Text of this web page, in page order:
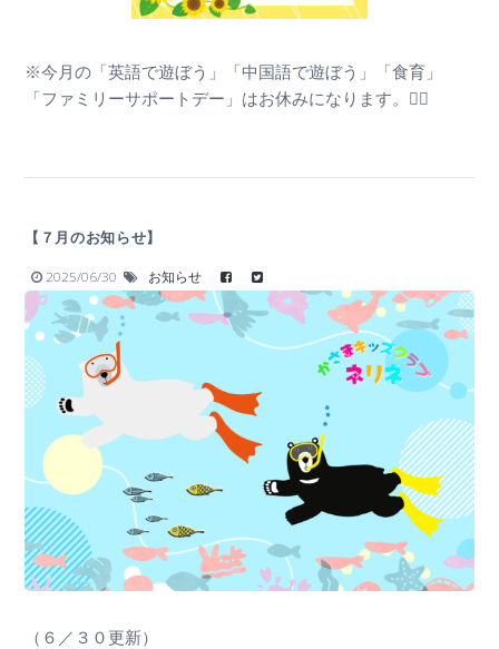
※今月の「英語で遊ぼう」「中国語で遊ぼう」「食育」
「ファミリーサポートデー」はお休みになります。🙇‍♂️
【７月のお知らせ】
2025/06/30 お知らせ
（６／３０更新）